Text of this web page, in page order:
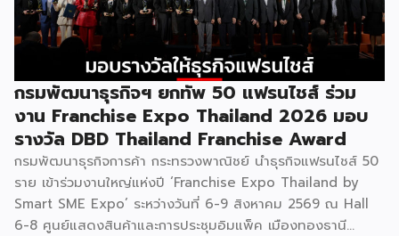
กรมพัฒนาธุรกิจฯ ยกทัพ 50 แฟรนไชส์ ร่วม
งาน Franchise Expo Thailand 2026 มอบ
รางวัล DBD Thailand Franchise Award
กรมพัฒนาธุรกิจการค้า กระทรวงพาณิชย์ นำธุรกิจแฟรนไชส์ 50
ราย เข้าร่วมงานใหญ่แห่งปี ‘Franchise Expo Thailand by
Smart SME Expo’ ระหว่างวันที่ 6-9 สิงหาคม 2569 ณ Hall
6-8 ศูนย์แสดงสินค้าและการประชุมอิมแพ็ค เมืองทองธานี